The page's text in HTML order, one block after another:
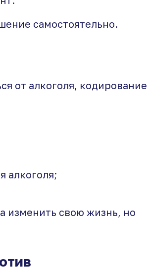
самостоятельно.
от алкоголя, кодирование
алкоголя;
изменить свою жизнь, но